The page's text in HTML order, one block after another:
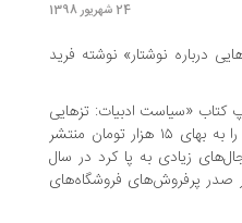
24 شهریور 1398
درباره نوشتار» نوشته فرید
کتاب «سیاست ادبیات: تزهایی
درباره‌ی نوشتار» نوشته فرید قدمی را به بهای ۱۵ هزار تومان منتشر
زیادی به پا کرد در سال
در صدر پرفروش‌های فروشگاه‌های